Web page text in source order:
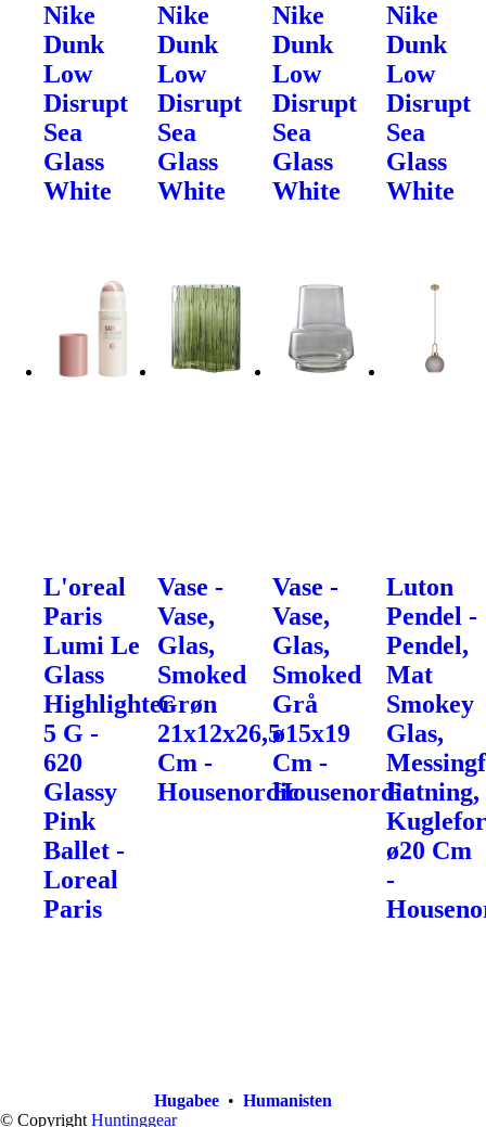
Nike
Dunk
Low
Disrupt
Sea
Glass
White
Nike
Dunk
Low
Disrupt
Sea
Glass
White
Nike
Dunk
Low
Disrupt
Sea
Glass
White
Nike
Dunk
Low
Disrupt
Sea
Glass
White
L'oreal
Paris
Lumi Le
Glass
Highlighter
5 G -
620
Glassy
Pink
Ballet -
Loreal
Paris
Vase -
Vase,
Glas,
Smoked
Grøn
21x12x26,5
Cm -
Housenordic
Vase -
Vase,
Glas,
Smoked
Grå
ø15x19
Cm -
Housenordic
Luton
Pendel -
Pendel,
Mat
Smokey
Glas,
Fatning,
ø20 Cm
-
Hugabee• Humanisten
© Copyright Huntinggear